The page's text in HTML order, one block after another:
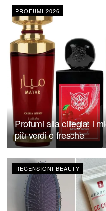
PROFUMI 2026
Profumi alla ciliegia: i
più verdi e fresche
RECENSIONI BEAUTY